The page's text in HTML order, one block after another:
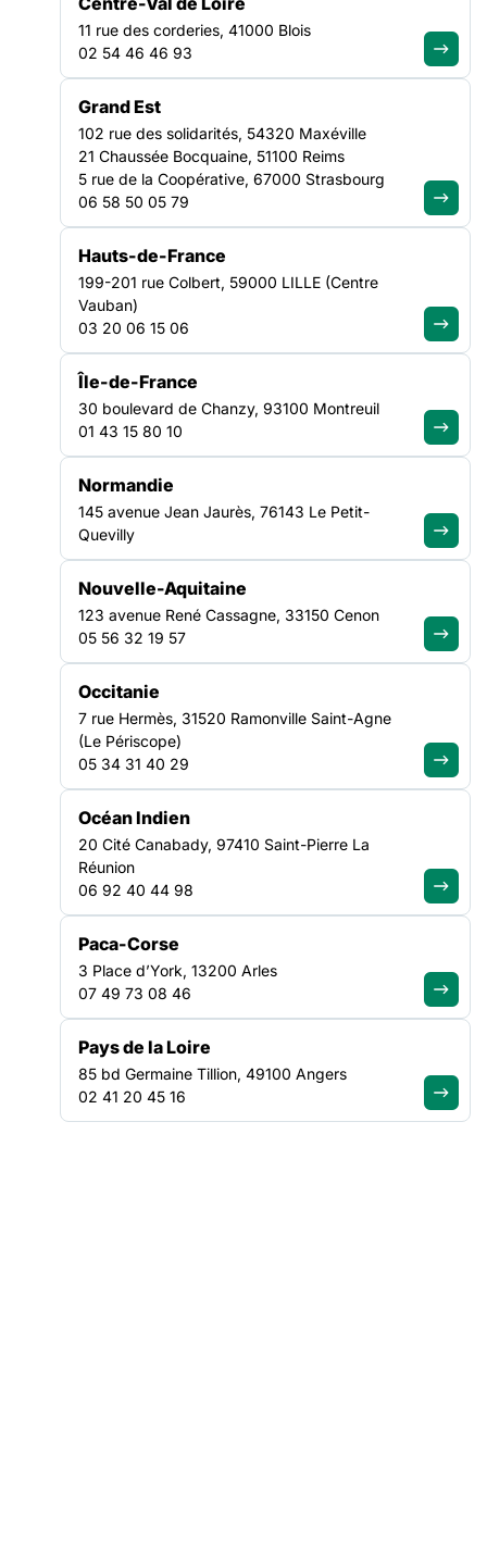
financé par le Fonds de Lutte contre les Addictions, le projet a
SANTÉ
NATIONAL
MAAA’Elles, ou Missions d’Accompagnement et d’Accueil –
Addictions pour Elles, est le nom de notre projet visant à
améliorer l’accompagnement des femmes en situation de
grande précarité et d’addictions et fréquentant les accueils de
jour. Mené en partenariat avec la Fédération Addiction et
financé par le Fonds de Lutte contre les Addictions, le projet a
débuté en avril 2021 et se poursuivra jusqu’en septembre
2022. Actuellement, 6 accueils de jour volontaires du réseau
participent au projet dans le but de développer des outils et
des actions adaptées aux besoins des structures pour mieux
accompagner les femmes. Actuellement, le projet est en
phase de mise en place d’actions telles que des formations,
Pour mieux comprendre le projet, regardez notre vidéo !
11 rue des corderies, 41000 Blois
02 54 46 46 93
Grand Est
102 rue des solidarités, 54320 Maxéville
21 Chaussée Bocquaine, 51100 Reims
5 rue de la Coopérative, 67000 Strasbourg
06 58 50 05 79
Hauts-de-France
199-201 rue Colbert, 59000 LILLE (Centre
Vauban)
03 20 06 15 06
Île-de-France
30 boulevard de Chanzy, 93100 Montreuil
01 43 15 80 10
Normandie
145 avenue Jean Jaurès, 76143 Le Petit-
Quevilly
Nouvelle-Aquitaine
123 avenue René Cassagne, 33150 Cenon
05 56 32 19 57
Occitanie
7 rue Hermès, 31520 Ramonville Saint-Agne
(Le Périscope)
05 34 31 40 29
Océan Indien
20 Cité Canabady, 97410 Saint-Pierre La
Réunion
06 92 40 44 98
Paca-Corse
3 Place d’York, 13200 Arles
07 49 73 08 46
Pays de la Loire
85 bd Germaine Tillion, 49100 Angers
02 41 20 45 16